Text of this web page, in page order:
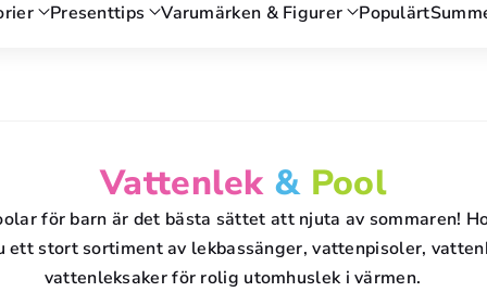
Presenttips Varumärken & Figurer Populärt
P
R
O
Vattenlek & Pool
för barn är det bästa sättet att njuta av sommaren!
ett stort sortiment av lekbassänger, vattenpisoler,
vattenleksaker för rolig utomhuslek i värmen.